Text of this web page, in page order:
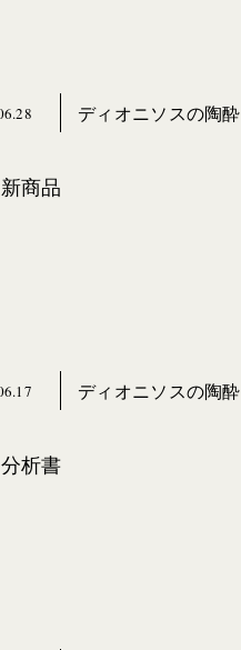
ディオニソスの陶酔
商品
ディオニソスの陶酔
析書